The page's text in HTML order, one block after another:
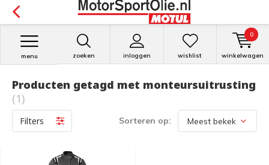
zoeken inloggen
menu wishlist winkelwagen
0
Producten getagd met monteursuitrusting
(1)
Filters Sorteren op: